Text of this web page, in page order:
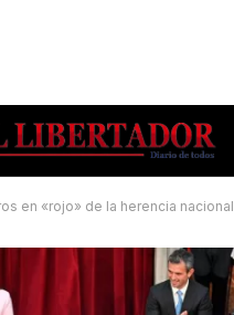
en «rojo» de la herencia nacional